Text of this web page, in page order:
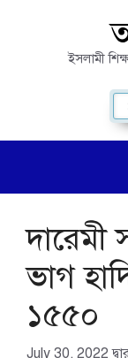
ইসলামী
দারেমী
ভাগ
১৫৫০
July 30, 2022